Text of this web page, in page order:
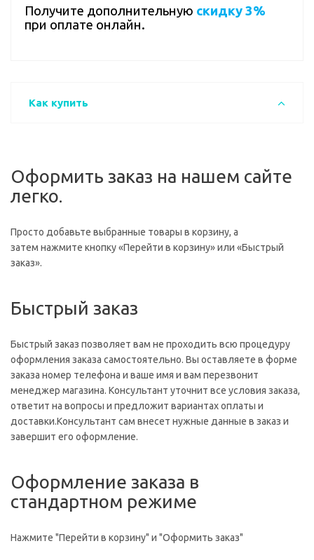
Получите дополнительную скидку 3%
при оплате онлайн.
Как купить
Оформить заказ на нашем сайте
легко.
Просто добавьте выбранные товары в корзину, а
затем нажмите кнопку «Перейти в корзину» или «Быстрый
заказ».
Быстрый заказ
Быстрый заказ позволяет вам не проходить всю процедуру
оформления заказа самостоятельно. Вы оставляете в форме
заказа номер телефона и ваше имя и вам перезвонит
менеджер магазина. Консультант уточнит все условия заказа,
ответит на вопросы и предложит вариантах оплаты и
доставки.Консультант сам внесет нужные данные в заказ и
завершит его оформление.
Оформление заказа в
стандартном режиме
Нажмите "Перейти в корзину" и "Оформить заказ"